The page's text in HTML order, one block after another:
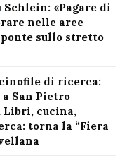
Schlein: «Pagare di
nelle aree
sullo stretto
di ricerca:
San Pietro
Libri, cucina,
torna la “Fiera